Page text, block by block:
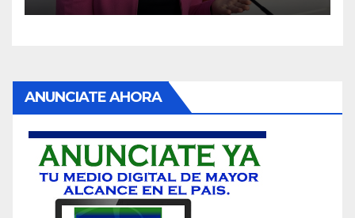
ANUNCIATE AHORA